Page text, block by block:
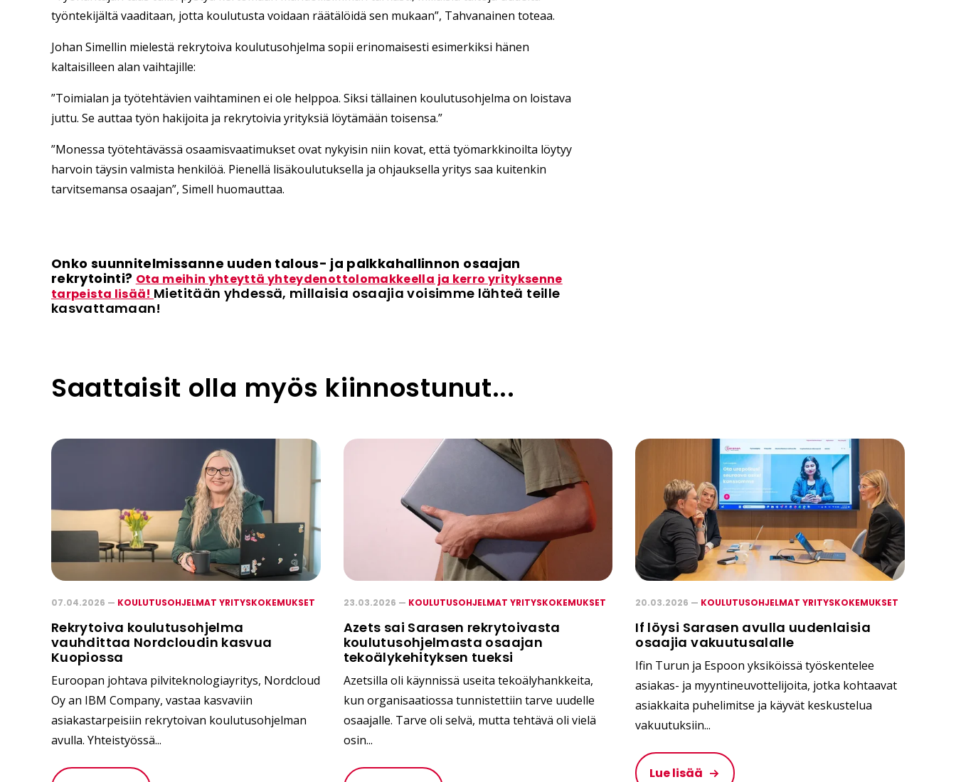
työntekijältä vaaditaan, jotta koulutusta voidaan räätälöidä sen mukaan”, Tahvanainen toteaa.
Johan Simellin mielestä rekrytoiva koulutusohjelma sopii erinomaisesti esimerkiksi hänen
kaltaisilleen alan vaihtajille:
”Toimialan ja työtehtävien vaihtaminen ei ole helppoa. Siksi tällainen koulutusohjelma on loistava
juttu. Se auttaa työn hakijoita ja rekrytoivia yrityksiä löytämään toisensa.”
”Monessa työtehtävässä osaamisvaatimukset ovat nykyisin niin kovat, että työmarkkinoilta löytyy
harvoin täysin valmista henkilöä. Pienellä lisäkoulutuksella ja ohjauksella yritys saa kuitenkin
tarvitsemansa osaajan”, Simell huomauttaa.
Onko suunnitelmissanne uuden talous- ja palkkahallinnon osaajan
rekrytointi? Ota meihin yhteyttä yhteydenottolomakkeella ja kerro yrityksenne
tarpeista lisää! Mietitään yhdessä, millaisia osaajia voisimme lähteä teille
kasvattamaan!
Saattaisit olla myös kiinnostunut...
07.04.2026 — KOULUTUSOHJELMAT YRITYSKOKEMUKSET
Rekrytoiva koulutusohjelma
vauhdittaa Nordcloudin kasvua
Kuopiossa
Euroopan johtava pilviteknologiayritys, Nordcloud
Oy an IBM Company, vastaa kasvaviin
asiakastarpeisiin rekrytoivan koulutusohjelman
avulla. Yhteistyössä...
23.03.2026 — KOULUTUSOHJELMAT YRITYSKOKEMUKSET
Azets sai Sarasen rekrytoivasta
koulutusohjelmasta osaajan
tekoälykehityksen tueksi
Azetsilla oli käynnissä useita tekoälyhankkeita,
kun organisaatiossa tunnistettiin tarve uudelle
osaajalle. Tarve oli selvä, mutta tehtävä oli vielä
osin...
20.03.2026 — KOULUTUSOHJELMAT YRITYSKOKEMUKSET
If löysi Sarasen avulla uudenlaisia
osaajia vakuutusalalle
Ifin Turun ja Espoon yksiköissä työskentelee
asiakas- ja myyntineuvottelijoita, jotka kohtaavat
asiakkaita puhelimitse ja käyvät keskustelua
vakuutuksiin...
Lue lisää